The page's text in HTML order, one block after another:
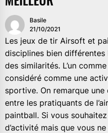
Basile
21/10/2021
Les jeux de tir Airsoft et
disciplines bien différentes
des similarités. L’un
considéré comme une
sportive. On remarque
entre les pratiquants de
paintball. Si vous
d’activité mais que vous